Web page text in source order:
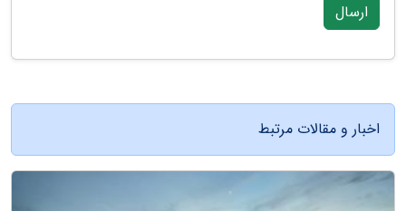
ارسال
اخبار و مقالات مرتبط